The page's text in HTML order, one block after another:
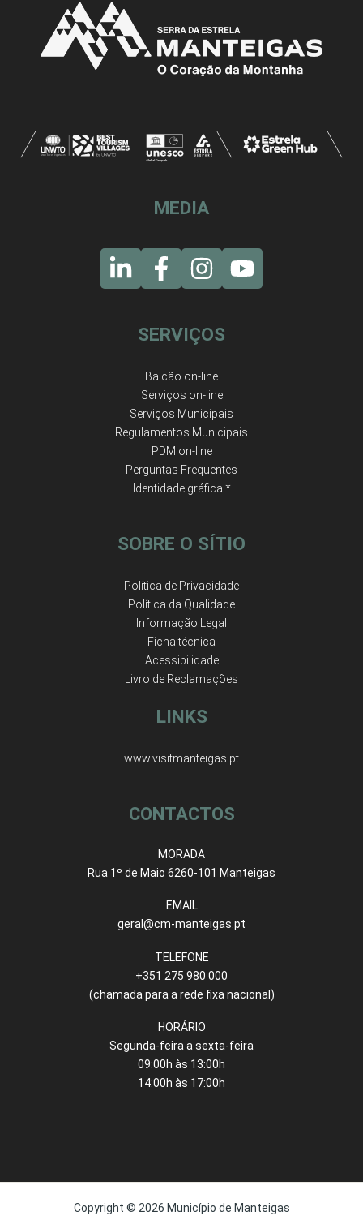
MEDIA
SERVIÇOS
Balcão on-line
Serviços on-line
Serviços Municipais
Regulamentos Municipais
PDM on-line
Perguntas Frequentes
Identidade gráfica *
SOBRE O SÍTIO
Política de Privacidade
Política da Qualidade
Informação Legal
Ficha técnica
Acessibilidade
Livro de Reclamações
LINKS
www.visitmanteigas.pt
CONTACTOS
MORADA
Rua 1º de Maio 6260-101 Manteigas
EMAIL
geral@cm-manteigas.pt
TELEFONE
+351 275 980 000
(chamada para a rede fixa nacional)
HORÁRIO
Segunda-feira a sexta-feira
09:00h às 13:00h
14:00h às 17:00h
Copyright © 2026 Município de Manteigas